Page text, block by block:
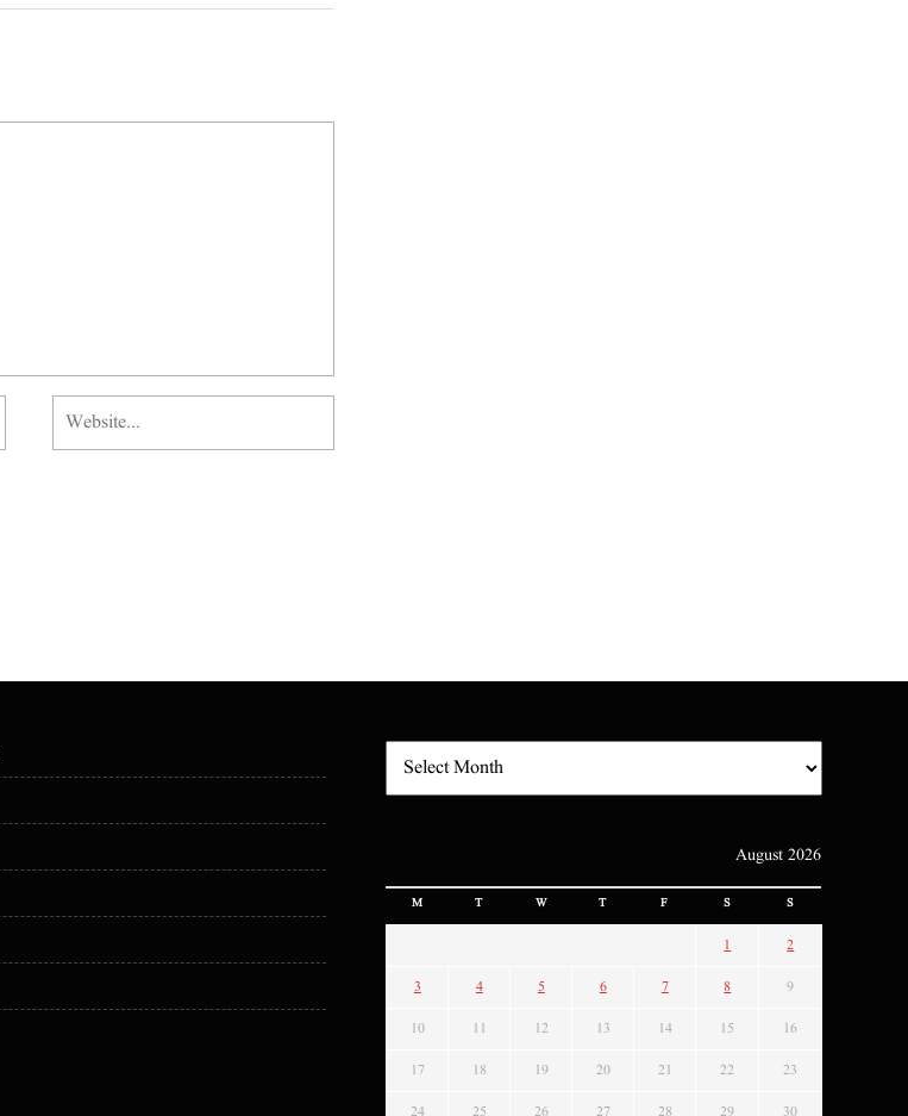
August 2026
M T W T F S S
1 2
3 4 5 6 7 8 9
10 11 12 13 14 15 16
17 18 19 20 21 22 23